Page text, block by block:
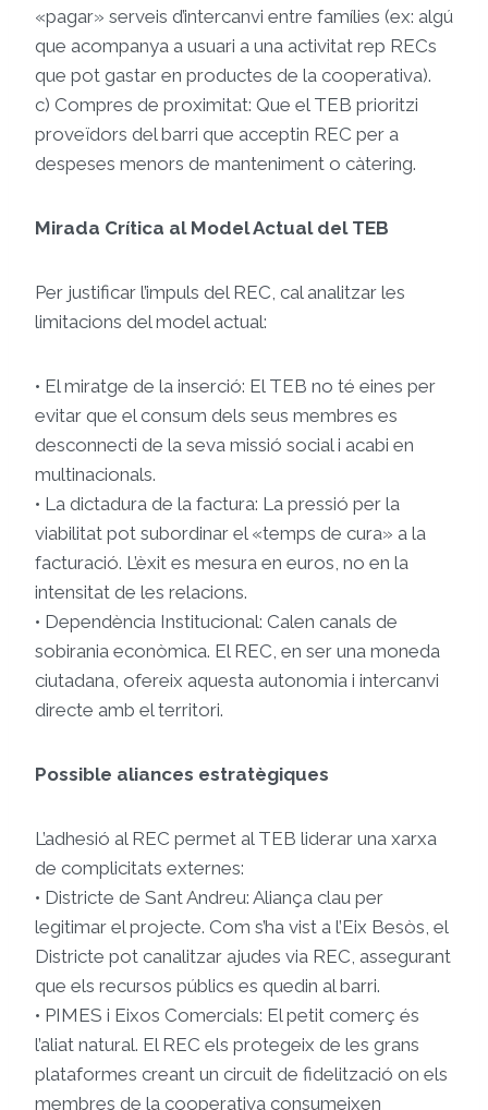
«pagar» serveis d’intercanvi entre famílies (ex: algú
que acompanya a usuari a una activitat rep RECs
que pot gastar en productes de la cooperativa).
c) Compres de proximitat: Que el TEB prioritzi
proveïdors del barri que acceptin REC per a
despeses menors de manteniment o càtering.
Mirada Crítica al Model Actual del TEB
Per justificar l’impuls del REC, cal analitzar les
limitacions del model actual:
• El miratge de la inserció: El TEB no té eines per
evitar que el consum dels seus membres es
desconnecti de la seva missió social i acabi en
multinacionals.
• La dictadura de la factura: La pressió per la
viabilitat pot subordinar el «temps de cura» a la
facturació. L’èxit es mesura en euros, no en la
intensitat de les relacions.
• Dependència Institucional: Calen canals de
sobirania econòmica. El REC, en ser una moneda
ciutadana, ofereix aquesta autonomia i intercanvi
directe amb el territori.
Possible aliances estratègiques
L’adhesió al REC permet al TEB liderar una xarxa
de complicitats externes:
• Districte de Sant Andreu: Aliança clau per
legitimar el projecte. Com s’ha vist a l’Eix Besòs, el
Districte pot canalitzar ajudes via REC, assegurant
que els recursos públics es quedin al barri.
• PIMES i Eixos Comercials: El petit comerç és
l’aliat natural. El REC els protegeix de les grans
plataformes creant un circuit de fidelització on els
membres de la cooperativa consumeixen